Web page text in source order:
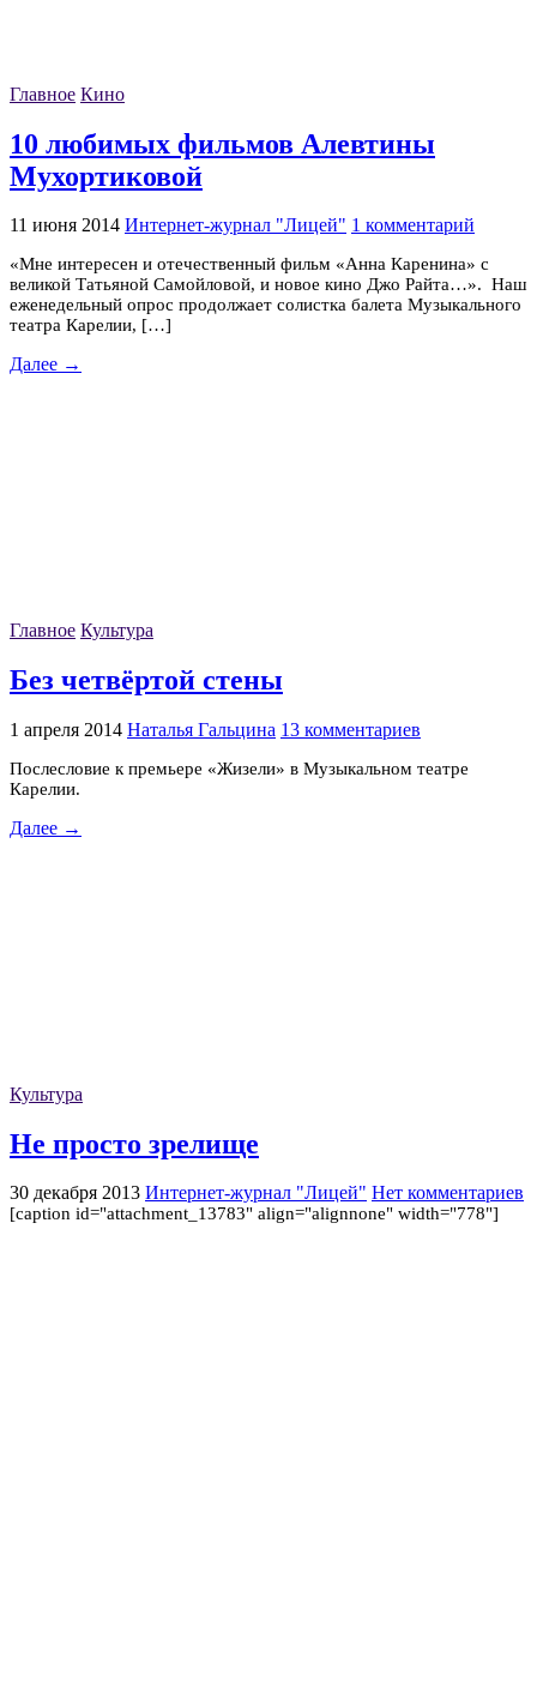
Главное Кино
10 любимых фильмов Алевтины
Мухортиковой
11 июня 2014 Интернет-журнал "Лицей" 1 комментарий
«Мне интересен и отечественный фильм «Анна Каренина» с
великой Татьяной Самойловой, и новое кино Джо Райта…». Наш
еженедельный опрос продолжает солистка балета Музыкального
театра Карелии, […]
Далее →
Главное Культура
Без четвёртой стены
1 апреля 2014 Наталья Гальцина 13 комментариев
Послесловие к премьере «Жизели» в Музыкальном театре
Карелии.
Далее →
Культура
Не просто зрелище
30 декабря 2013 Интернет-журнал "Лицей" Нет комментариев
[caption id="attachment_13783" align="alignnone" width="778"]